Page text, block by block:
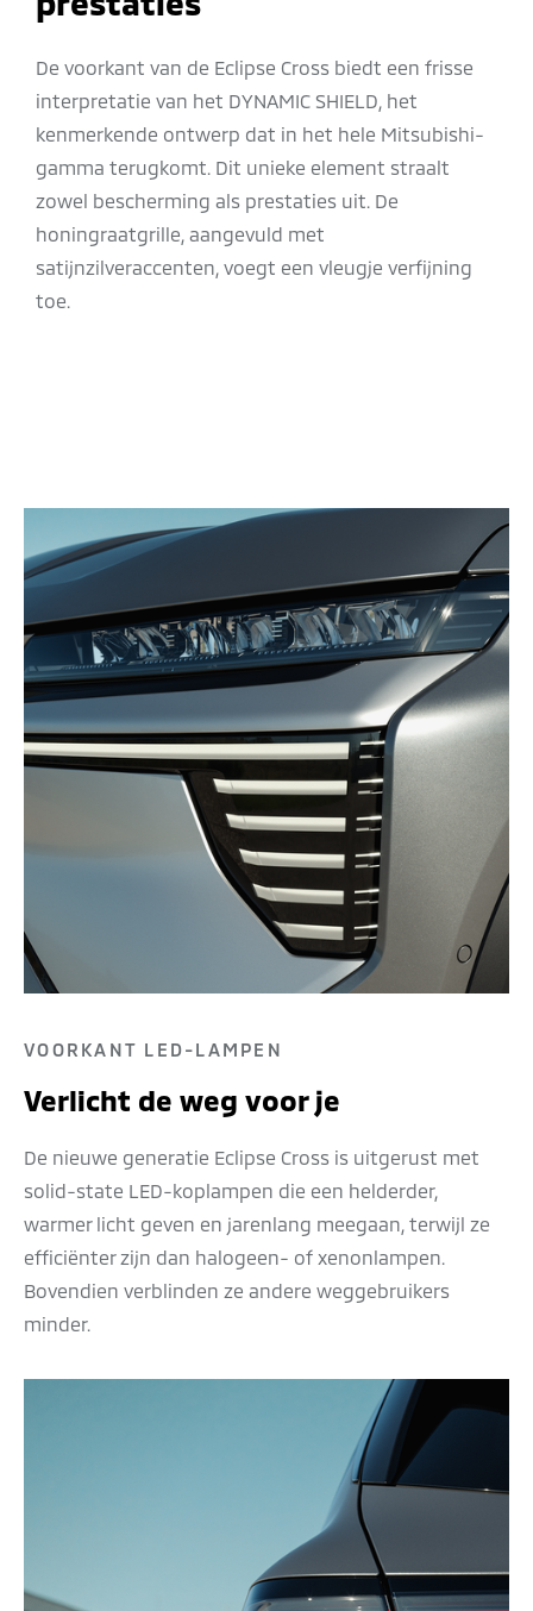
De voorkant van de Eclipse Cross biedt een frisse
interpretatie van het DYNAMIC SHIELD, het
kenmerkende ontwerp dat in het hele Mitsubishi-
gamma terugkomt. Dit unieke element straalt
zowel bescherming als prestaties uit. De
honingraatgrille, aangevuld met
satijnzilveraccenten, voegt een vleugje verfijning
toe.
VOORKANT LED-LAMPEN
Verlicht de weg voor je
De nieuwe generatie Eclipse Cross is uitgerust met
solid-state LED-koplampen die een helderder,
warmer licht geven en jarenlang meegaan, terwijl ze
efficiënter zijn dan halogeen- of xenonlampen.
Bovendien verblinden ze andere weggebruikers
minder.